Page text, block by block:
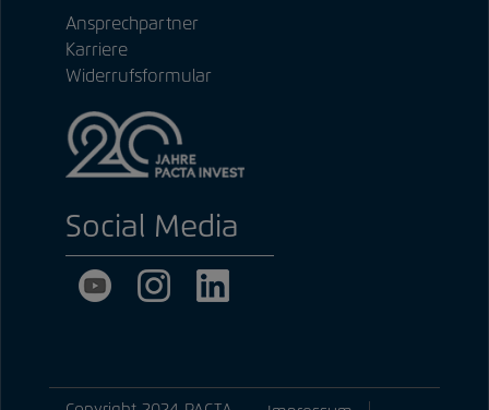
Social Media
Ansprechpartner
Karriere
Widerrufsformular